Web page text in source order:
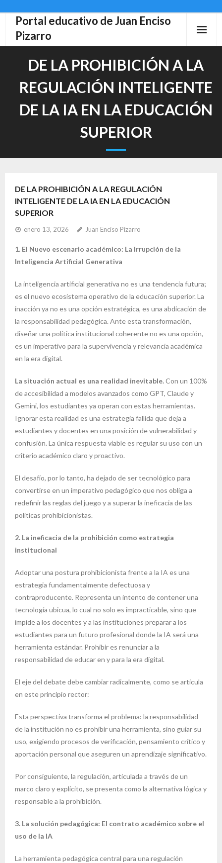
Portal educativo de Juan Enciso
Pizarro
DE LA PROHIBICIÓN A LA
REGULACIÓN INTELIGENTE
DE LA IA EN LA EDUCACIÓN
SUPERIOR
DE LA PROHIBICIÓN A LA REGULACIÓN
INTELIGENTE DE LA IA EN LA EDUCACIÓN
SUPERIOR
enero 13, 2026 Juan Enciso Pizarro
1. El Nuevo escenario académico: La Irrupción de la
Inteligencia Artificial Generativa
La inteligencia artificial generativa no es una tendencia futura;
es el nuevo ecosistema operativo de la educación superior. La
inacción ya no es una opción estratégica, es una abdicación de
la responsabilidad pedagógica. Ante esta transformación,
diseñar una política institucional coherente no es una opción,
es un imperativo para la supervivencia y relevancia académica
en la era digital.
La situación actual es una realidad inevitable.Con un 100%
de accesibilidad a modelos avanzados como GPT, Claude y
Gemini, los estudiantes ya operan con estas herramientas.
Ignorar esta realidad es una estrategia fallida que deja a
estudiantes y docentes en una posición de vulnerabilidad y
confusión. La única respuesta viable es regular su uso con un
criterio académico claro y proactivo.
El desafío, por lo tanto, ha dejado de ser tecnológico para
convertirse en un imperativo pedagógico que nos obliga a
redefinir las reglas del juego y a superar la ineficacia de las
políticas prohibicionistas.
2. La ineficacia de la prohibición como estrategia
institucional
Adoptar una postura prohibicionista frente a la IA es una
estrategia fundamentalmente defectuosa y
contraproducente. Representa un intento de contener una
tecnología ubicua, lo cual no solo es impracticable, sino que
impide a los docentes y a las instituciones preparar a los
estudiantes para un futuro profesional donde la IA será una
herramienta estándar. Prohibir es renunciar a la
responsabilidad de educar en y para la era digital.
El eje del debate debe cambiar radicalmente, como se articula
en este principio rector:
Esta perspectiva transforma el problema: la responsabilidad
de la institución no es prohibir una herramienta, sino guiar su
uso, exigiendo procesos de verificación, pensamiento crítico y
aportación personal que aseguren un aprendizaje significativo.
Por consiguiente, la regulación, articulada a través de un
marco claro y explícito, se presenta como la alternativa lógica y
responsable a la prohibición.
3. La solución pedagógica: El contrato académico sobre el
uso de la IA
La herramienta pedagógica central para una regulación